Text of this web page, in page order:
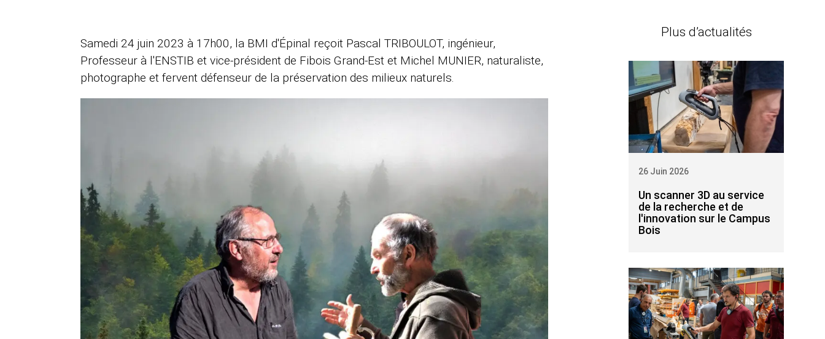
Samedi 24 juin 2023 à 17h00, la BMI d'Épinal reçoit Pascal TRIBOULOT, ingénieur,
Professeur à l'ENSTIB et vice-président de Fibois Grand-Est et Michel MUNIER, naturaliste,
photographe et fervent défenseur de la préservation des milieux naturels.
Plus d’actualités
Un scanner 3D au service
de la recherche et de
l'innovation sur le Campus
Bois
26 Juin 2026